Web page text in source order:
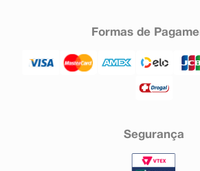
Formas de
Segurança